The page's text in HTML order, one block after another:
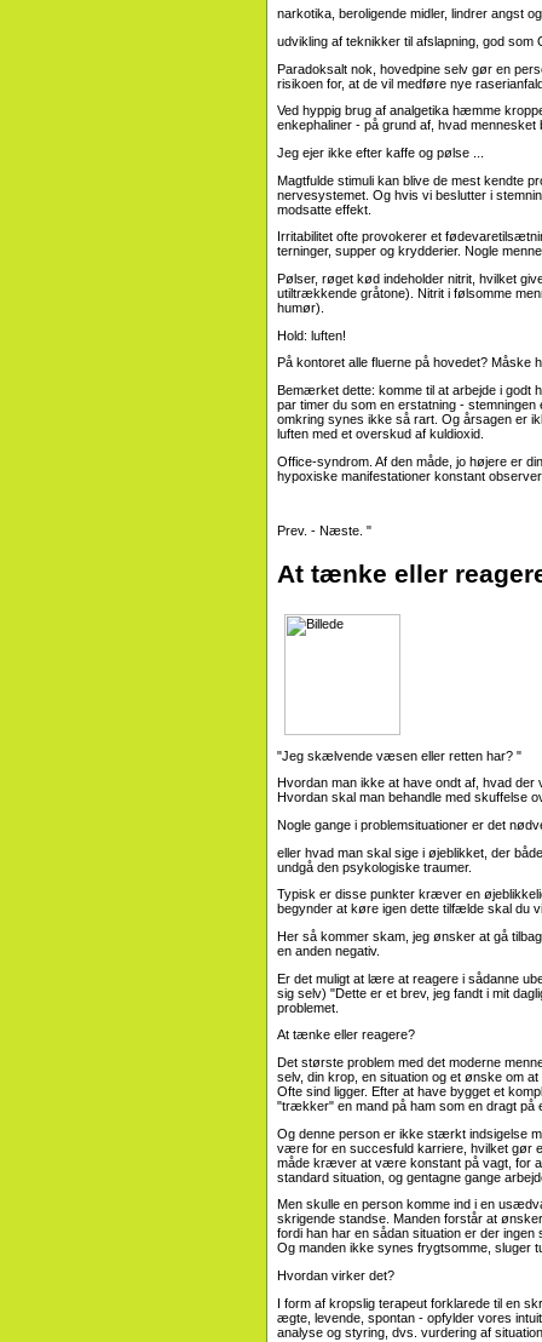
narkotika, beroligende midler, lindrer angst
udvikling af teknikker til afslapning, god som
Paradoksalt nok, hovedpine selv gør en
risikoen for, at de vil medføre nye
Ved hyppig brug af analgetika hæmme
enkephaliner - på grund af, hvad
Jeg ejer ikke efter kaffe og pølse ...
Magtfulde stimuli kan blive de mest kendte
nervesystemet. Og hvis vi beslutter i
modsatte effekt.
Irritabilitet ofte provokerer et
terninger, supper og krydderier. Nogle
Pølser, røget kød indeholder nitrit, hvilket
utiltrækkende gråtone). Nitrit i følsomme
humør).
Hold: luften!
På kontoret alle fluerne på hovedet? Måske
Bemærket dette: komme til at arbejde i godt
par timer du som en erstatning -
omkring synes ikke så rart. Og årsagen er
luften med et overskud af kuldioxid.
Office-syndrom. Af den måde, jo højere er
hypoxiske manifestationer konstant
Prev. - Næste. "
At tænke eller
"Jeg skælvende væsen eller retten har? "
Hvordan man ikke at have ondt af, hvad
Hvordan skal man behandle med skuffelse
Nogle gange i problemsituationer er det
eller hvad man skal sige i øjeblikket, der
undgå den psykologiske traumer.
Typisk er disse punkter kræver en
begynder at køre igen dette tilfælde skal du
Her så kommer skam, jeg ønsker at gå
en anden negativ.
Er det muligt at lære at reagere i sådanne
sig selv) "Dette er et brev, jeg fandt i mit
problemet.
At tænke eller reagere?
Det største problem med det moderne
selv, din krop, en situation og et ønske om
Ofte sind ligger. Efter at have bygget et
"trækker" en mand på ham som en dragt på
Og denne person er ikke stærkt indsigelse
være for en succesfuld karriere, hvilket gør
måde kræver at være konstant på vagt, for
standard situation, og gentagne gange
Men skulle en person komme ind i en
skrigende standse. Manden forstår at
fordi han har en sådan situation er der
Og manden ikke synes frygtsomme, sluger
Hvordan virker det?
I form af kropslig terapeut forklarede til en
ægte, levende, spontan - opfylder vores
analyse og styring, dvs. vurdering af